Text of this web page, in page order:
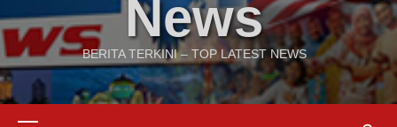
News
BERITA TERKINI – TOP LATEST NEWS